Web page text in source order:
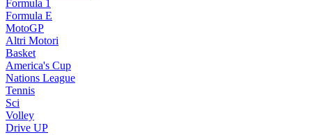
Formula 1
Formula E
MotoGP
Altri Motori
Basket
America's Cup
Nations League
Tennis
Sci
Volley
Drive UP